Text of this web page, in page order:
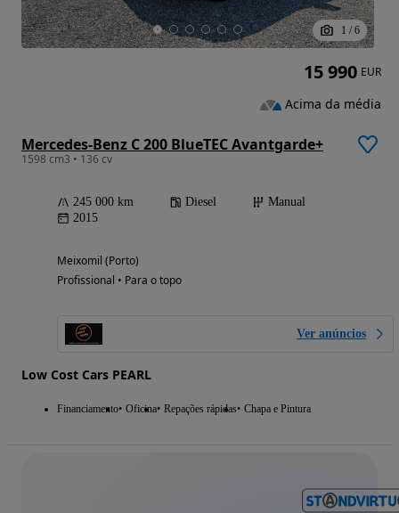
1 / 6
Mercedes-Benz C 200 BlueTEC Avantgarde+
1598 cm3 • 136 cv
245 000 km Diesel
Manual
2015
Meixomil (Porto)
Profissional • Para o topo
Ver anúncios
Low Cost Cars PEARL
Financiamento Oficina Repações rápidas Chapa e Pintura
15 990 EUR
Acima da média